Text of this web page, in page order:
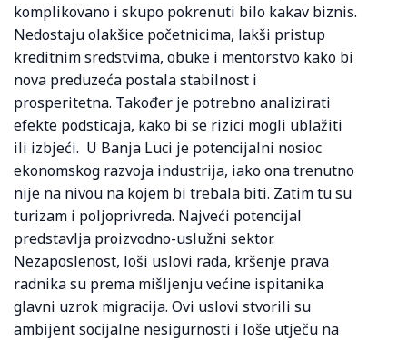
komplikovano i skupo pokrenuti bilo kakav biznis.
Nedostaju olakšice početnicima, lakši pristup
kreditnim sredstvima, obuke i mentorstvo kako bi
nova preduzeća postala stabilnost i
prosperitetna. Također je potrebno analizirati
efekte podsticaja, kako bi se rizici mogli ublažiti
ili izbjeći. U Banja Luci je potencijalni nosioc
ekonomskog razvoja industrija, iako ona trenutno
nije na nivou na kojem bi trebala biti. Zatim tu su
turizam i poljoprivreda. Najveći potencijal
predstavlja proizvodno-uslužni sektor.
Nezaposlenost, loši uslovi rada, kršenje prava
radnika su prema mišljenju većine ispitanika
glavni uzrok migracija. Ovi uslovi stvorili su
ambijent socijalne nesigurnosti i loše utječu na